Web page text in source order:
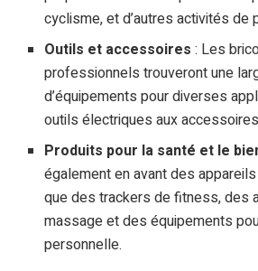
cyclisme, et d’autres activités de
Outils et accessoires : Les
professionnels trouveront une
d’équipements pour diverses
outils électriques aux
Produits pour la santé et le
également en avant des
que des trackers de fitness, des
massage et des équipements
personnelle.